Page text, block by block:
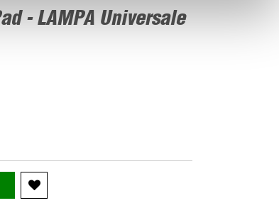
- LAMPA Universale